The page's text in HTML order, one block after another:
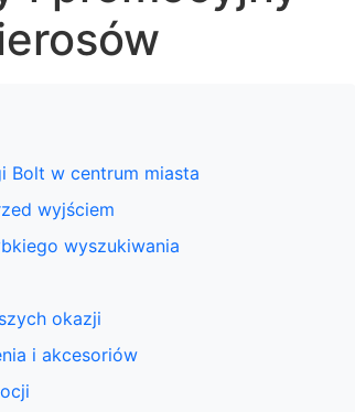
Bolt w centrum miasta
wyjściem
wyszukiwania
okazji
i akcesoriów